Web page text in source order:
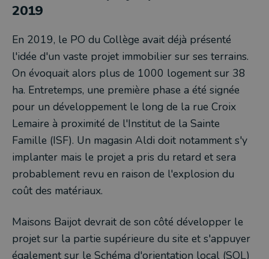
2019
En 2019, le PO du Collège avait déjà présenté
l'idée d'un vaste projet immobilier sur ses terrains.
On évoquait alors plus de 1000 logement sur 38
ha. Entretemps, une première phase a été signée
pour un développement le long de la rue Croix
Lemaire à proximité de l'Institut de la Sainte
Famille (ISF). Un magasin Aldi doit notamment s'y
implanter mais le projet a pris du retard et sera
probablement revu en raison de l'explosion du
coût des matériaux.
Maisons Baijot devrait de son côté développer le
projet sur la partie supérieure du site et s'appuyer
également sur le Schéma d'orientation local (SOL)